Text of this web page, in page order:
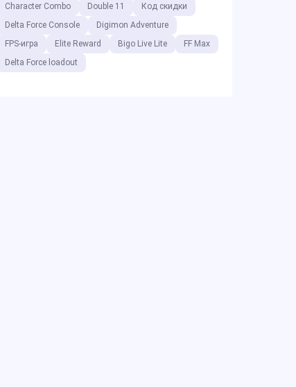
Character Combo
Double 11
Код скидки
Delta Force Console
Digimon Adventure
FPS-игра
Elite Reward Bigo Live Lite
FF Max
Delta Force loadout